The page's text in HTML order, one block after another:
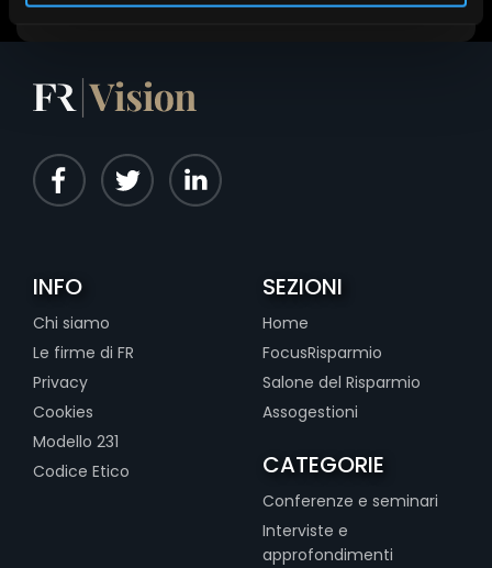
INFO
Chi siamo
Le firme di FR
Privacy
Cookies
Modello 231
Codice Etico
SEZIONI
Home
FocusRisparmio
Salone del Risparmio
Assogestioni
CATEGORIE
Conferenze e seminari
Interviste e
approfondimenti